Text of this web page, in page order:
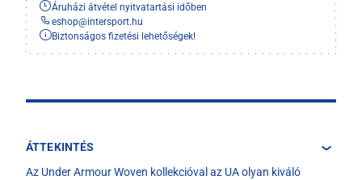
Áruházi átvétel nyitvatartási időben
eshop@intersport.hu
Biztonságos fizetési lehetőségek!
ÁTTEKINTÉS
Az Under Armour Woven kollekcióval az UA olyan kiváló